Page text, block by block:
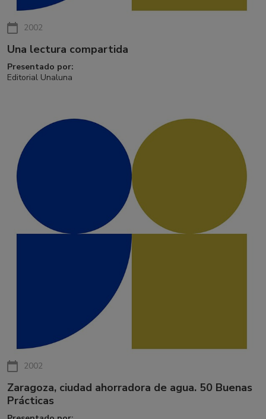
2002
Una lectura compartida
Presentado por:
Editorial Unaluna
2002
Zaragoza, ciudad ahorradora de agua. 50 Buenas
Prácticas